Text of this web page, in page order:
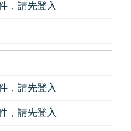
，請先登入
，請先登入
，請先登入